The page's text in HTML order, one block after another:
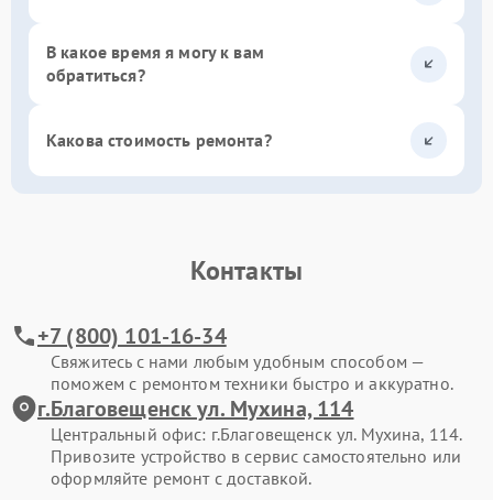
В какое время я могу к вам
обратиться?
Какова стоимость ремонта?
Контакты
+7 (800) 101-16-34
Свяжитесь с нами любым удобным способом —
поможем с ремонтом техники быстро и аккуратно.
г.Благовещенск ул. Мухина, 114
Центральный офис: г.Благовещенск ул. Мухина, 114.
Привозите устройство в сервис самостоятельно или
оформляйте ремонт с доставкой.